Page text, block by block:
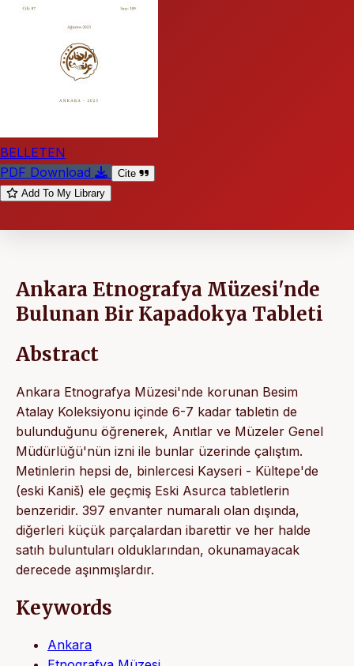
BELLETEN
PDF Download
Cite
Add To My Library
Ankara Etnografya Müzesi'nde
Bulunan Bir Kapadokya Tableti
Abstract
Ankara Etnografya Müzesi'nde korunan Besim
Atalay Koleksiyonu içinde 6-7 kadar tabletin de
bulunduğunu öğrenerek, Anıtlar ve Müzeler Genel
Müdürlüğü'nün izni ile bunlar üzerinde çalıştım.
Metinlerin hepsi de, binlercesi Kayseri - Kültepe'de
(eski Kaniš) ele geçmiş Eski Asurca tabletlerin
benzeridir. 397 envanter numaralı olan dışında,
diğerleri küçük parçalardan ibarettir ve her halde
satıh buluntuları olduklarından, okunamayacak
derecede aşınmışlardır.
Keywords
Ankara